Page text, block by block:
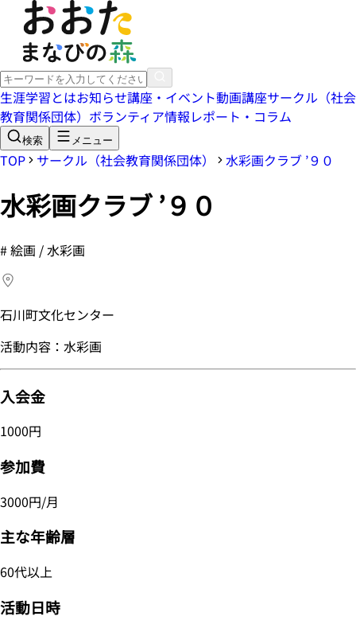
生涯学習とはお知らせ講座・イベント動画講座サークル（社会
教育関係団体） ボランティア情報レポート・コラム
検索 メニュー
TOP サークル（社会教育関係団体） 水彩画クラブ ’９０
水彩画クラブ ’９０
#絵画 / 水彩画
石川町文化センター
活動内容：水彩画
入会金
1000円
参加費
3000円/月
主な年齢層
60代以上
活動日時